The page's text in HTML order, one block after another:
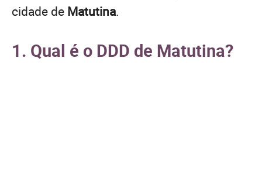
cidade de Matutina.
1. Qual é o DDD de Matutina?